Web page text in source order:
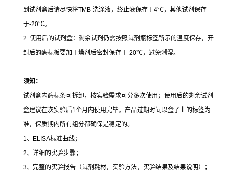
到试剂盒后请尽快将TMB 洗涤液，终止液保存于4℃，其他试剂保存
于-20℃。
2. 使用后的试剂盒：剩余试剂仍需按照试剂瓶标签所示的温度保存，开
封后的酶标板要加干燥剂后密封保存于-20℃，避免潮湿。
须知：
试剂盒内酶标条可拆卸，按实验需求可分多次使用；使用后的剩余试剂
盒建议在次实验后1个月内使用完毕。产品过期时间以盒子上的标签为
准，保质期内所有组分都确保是稳定的。
1、ELISA标准曲线；
2、详细的实验步骤；
3、完整的实验报告（试剂耗材，实验方法，实验结果及结果说明）；